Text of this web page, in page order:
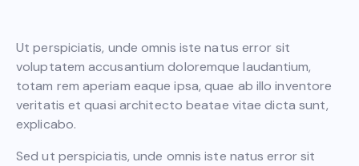
Ut perspiciatis, unde omnis iste natus error sit
voluptatem accusantium doloremque laudantium,
totam rem aperiam eaque ipsa, quae ab illo inventore
veritatis et quasi architecto beatae vitae dicta sunt,
explicabo.
Sed ut perspiciatis, unde omnis iste natus error sit